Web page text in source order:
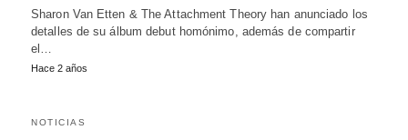
Sharon Van Etten & The Attachment Theory han anunciado los
detalles de su álbum debut homónimo, además de compartir
el…
Hace 2 años
NOTICIAS